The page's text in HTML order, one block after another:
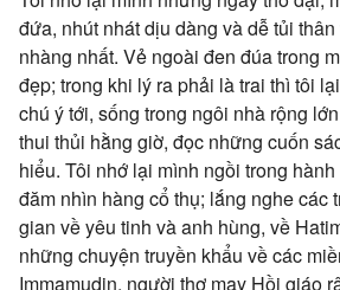
đứa, nhút nhát dịu dàng và dễ tủi
nhàng nhất. Vẻ ngoài đen đúa trong
đẹp; trong khi lý ra phải là trai thì tôi
chú ý tới, sống trong ngôi nhà rộng
thui thủi hằng giờ, đọc những cuốn
hiểu. Tôi nhớ lại mình ngồi trong
đăm nhìn hàng cổ thụ; lắng nghe các
gian về yêu tinh và anh hùng, về
những chuyện truyền khẩu về các
Immamudin, người thợ may Hồi giáo